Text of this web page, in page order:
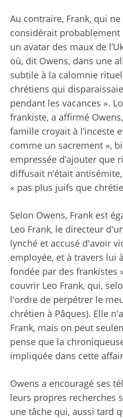
Au contraire, Frank, qui
considérait
un avatar des maux de
où, dit Owens, dans une
subtile à la calomnie
chrétiens qui
pendant les vacances ».
frankiste, a affirmé
famille croyait à l’inceste
comme un sacrement »,
empressée d’ajouter que
diffusait n’était
« pas plus juifs que
Selon Owens, Frank est
Leo Frank, le directeur
lynché et accusé d'avoir
employée, et à travers lui
fondée par des frankistes
couvrir Leo Frank, qui,
l'ordre de perpétrer le
chrétien à Pâques). Elle
Frank, mais on peut
pense que la
impliquée dans cette
Owens a encouragé ses
leurs propres recherches
une tâche qui, aussi tard